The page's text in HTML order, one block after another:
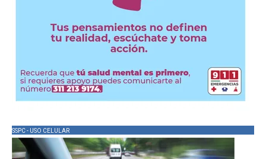
SSPC - USO CELULAR